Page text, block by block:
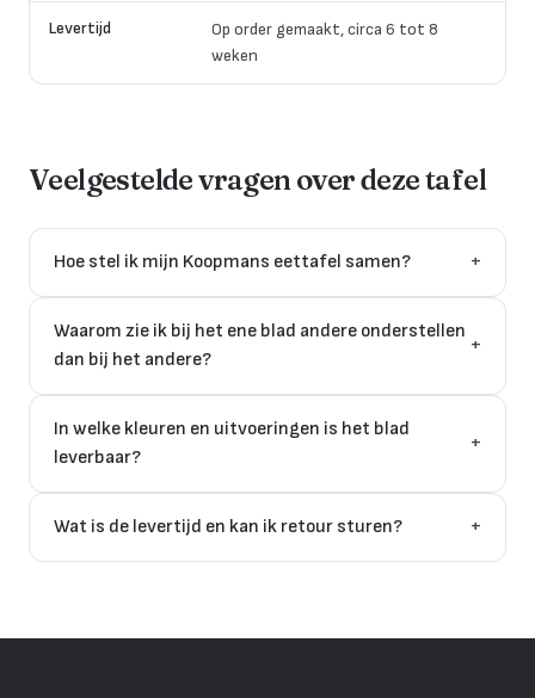
Levertijd
Op order gemaakt, circa 6 tot 8
weken
Veelgestelde vragen over deze tafel
Hoe stel ik mijn Koopmans eettafel samen? +
Waarom zie ik bij het ene blad andere onderstellen
dan bij het andere?
+
In welke kleuren en uitvoeringen is het blad
leverbaar?
+
Wat is de levertijd en kan ik retour sturen? +